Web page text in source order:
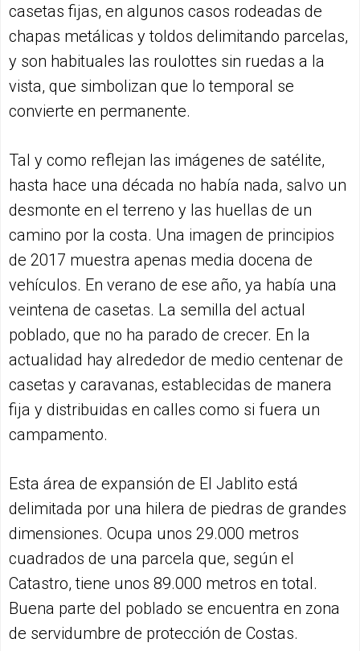
casetas fijas, en algunos casos rodeadas de
chapas metálicas y toldos delimitando parcelas,
y son habituales las roulottes sin ruedas a la
vista, que simbolizan que lo temporal se
convierte en permanente.
Tal y como reflejan las imágenes de satélite,
hasta hace una década no había nada, salvo un
desmonte en el terreno y las huellas de un
camino por la costa. Una imagen de principios
de 2017 muestra apenas media docena de
vehículos. En verano de ese año, ya había una
veintena de casetas. La semilla del actual
poblado, que no ha parado de crecer. En la
actualidad hay alrededor de medio centenar de
casetas y caravanas, establecidas de manera
fija y distribuidas en calles como si fuera un
campamento.
Esta área de expansión de El Jablito está
delimitada por una hilera de piedras de grandes
dimensiones. Ocupa unos 29.000 metros
cuadrados de una parcela que, según el
Catastro, tiene unos 89.000 metros en total.
Buena parte del poblado se encuentra en zona
de servidumbre de protección de Costas.